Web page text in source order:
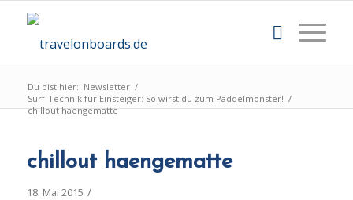
Du bist hier: Newsletter /
Surf-Technik für Einsteiger: So wirst du zum Paddelmonster! /
chillout haengematte
chillout haengematte
18. Mai 2015 /